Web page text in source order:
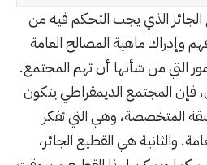
الجائر الذي يجب التحكم فيه من
وإدراك ماهية المصالح العامة
التي من شأنها أن تهم المجتمع.
فإن المجتمع الديمقراطي يتكون
المتخصصة، وهي التي تفكر
والثانية هي القطيع الجائر،